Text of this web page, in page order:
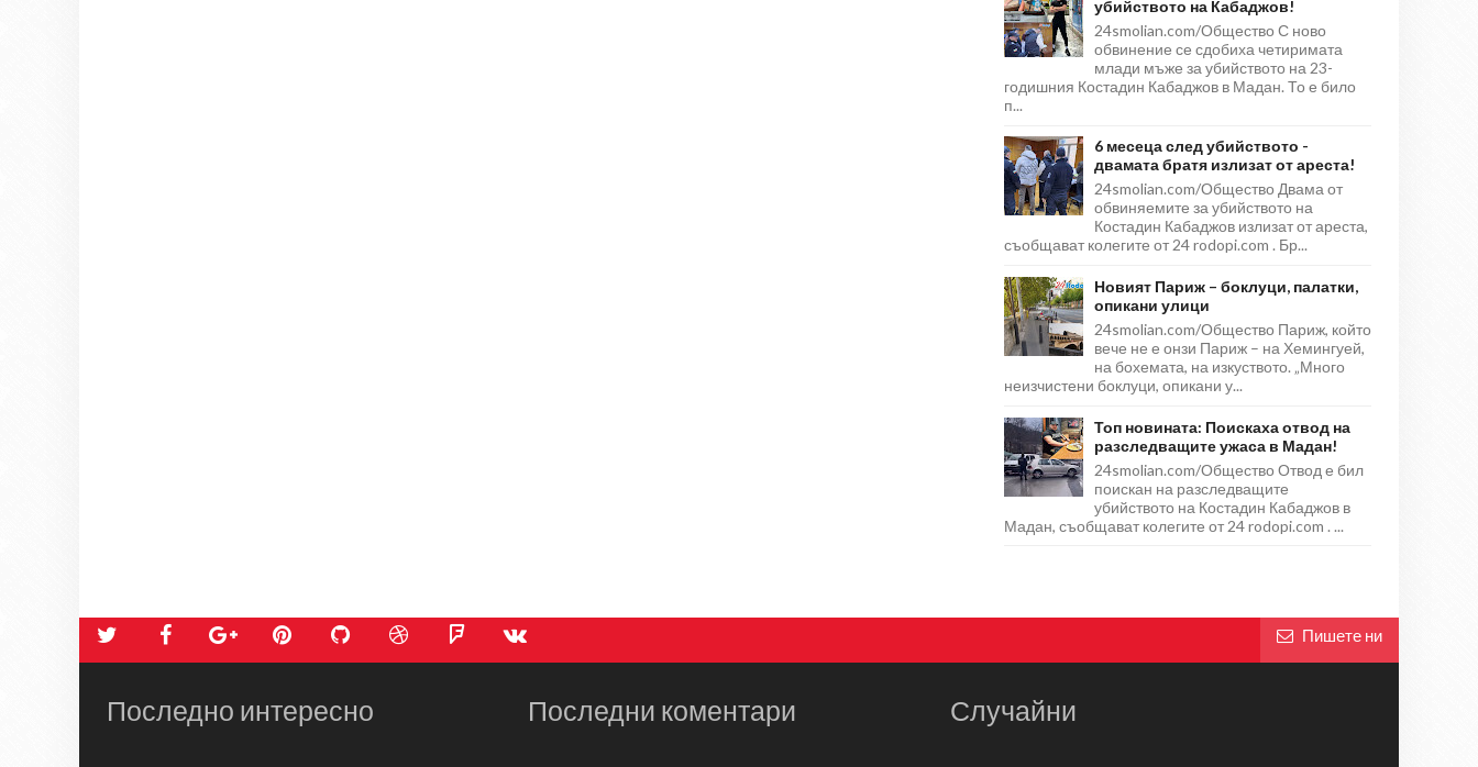
убийството на Кабаджов!
24smolian.com/Общество С ново
обвинение се сдобиха четиримата
млади мъже за убийството на 23-
годишния Костадин Кабаджов в Мадан. То е било
п...
6 месеца след убийството -
двамата братя излизат от ареста!
24smolian.com/Общество Двама от
обвиняемите за убийството на
Костадин Кабаджов излизат от ареста,
съобщават колегите от 24 rodopi.com . Бр...
Новият Париж – боклуци, палатки,
опикани улици
24smolian.com/Общество Париж, който
вече не е онзи Париж – на Хемингуей,
на бохемата, на изкуството. „Много
неизчистени боклуци, опикани у...
Топ новината: Поискаха отвод на
разследващите ужаса в Мадан!
24smolian.com/Общество Отвод е бил
поискан на разследващите
убийството на Костадин Кабаджов в
Мадан, съобщават колегите от 24 rodopi.com . ...
Пишете ни
Последно интересно Последни коментари Случайни